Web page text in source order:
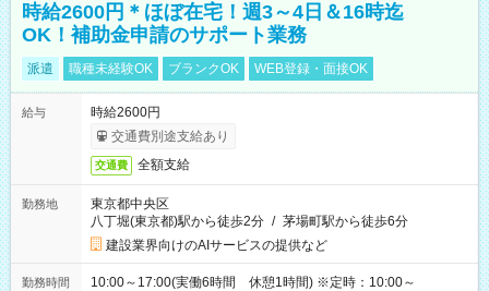
時給2600円＊ほぼ在宅！週3～4日＆16時迄
OK！補助金申請のサポート業務
派遣 職種未経験OK ブランクOK WEB登録・面接OK
給与
時給2600円
交通費別途支給あり
交通費 全額支給
勤務地
東京都中央区
八丁堀(東京都)駅から徒歩2分 / 茅場町駅から徒歩6分
建設業界向けのAIサービスの提供など
勤務時間
10:00～17:00(実働6時間 休憩1時間) ※定時：10:00～